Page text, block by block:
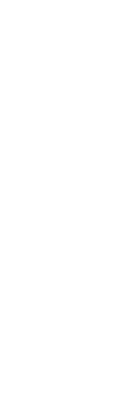
E62565z/